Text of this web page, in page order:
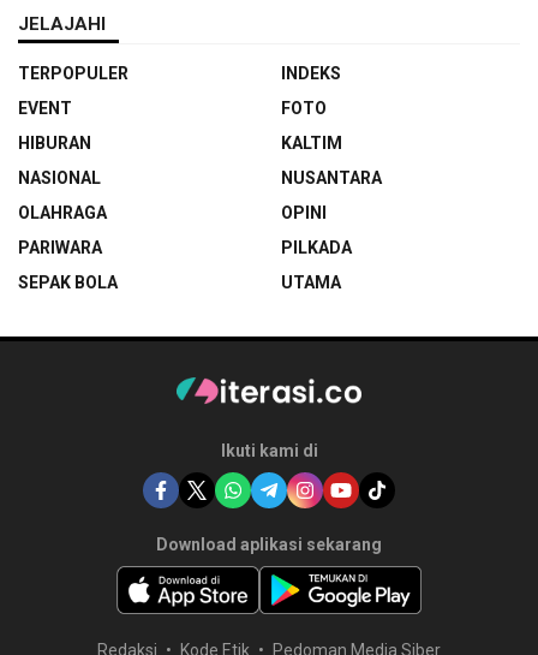
JELAJAHI
TERPOPULER
INDEKS
EVENT
FOTO
HIBURAN
KALTIM
NASIONAL
NUSANTARA
OLAHRAGA
OPINI
PARIWARA
PILKADA
SEPAK BOLA
UTAMA
Ikuti kami di
Download aplikasi sekarang
Redaksi Kode Etik Pedoman Media Siber